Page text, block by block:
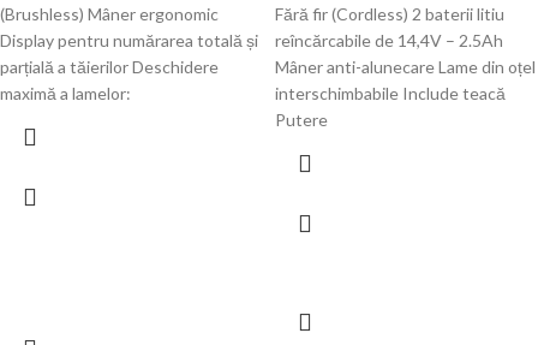
(Brushless) Mâner ergonomic
Display pentru numărarea totală și
parțială a tăierilor Deschidere
maximă a lamelor:
Fără fir (Cordless) 2 baterii litiu
reîncărcabile de 14,4V – 2.5Ah
Mâner anti-alunecare Lame din oțel
interschimbabile Include teacă
Putere